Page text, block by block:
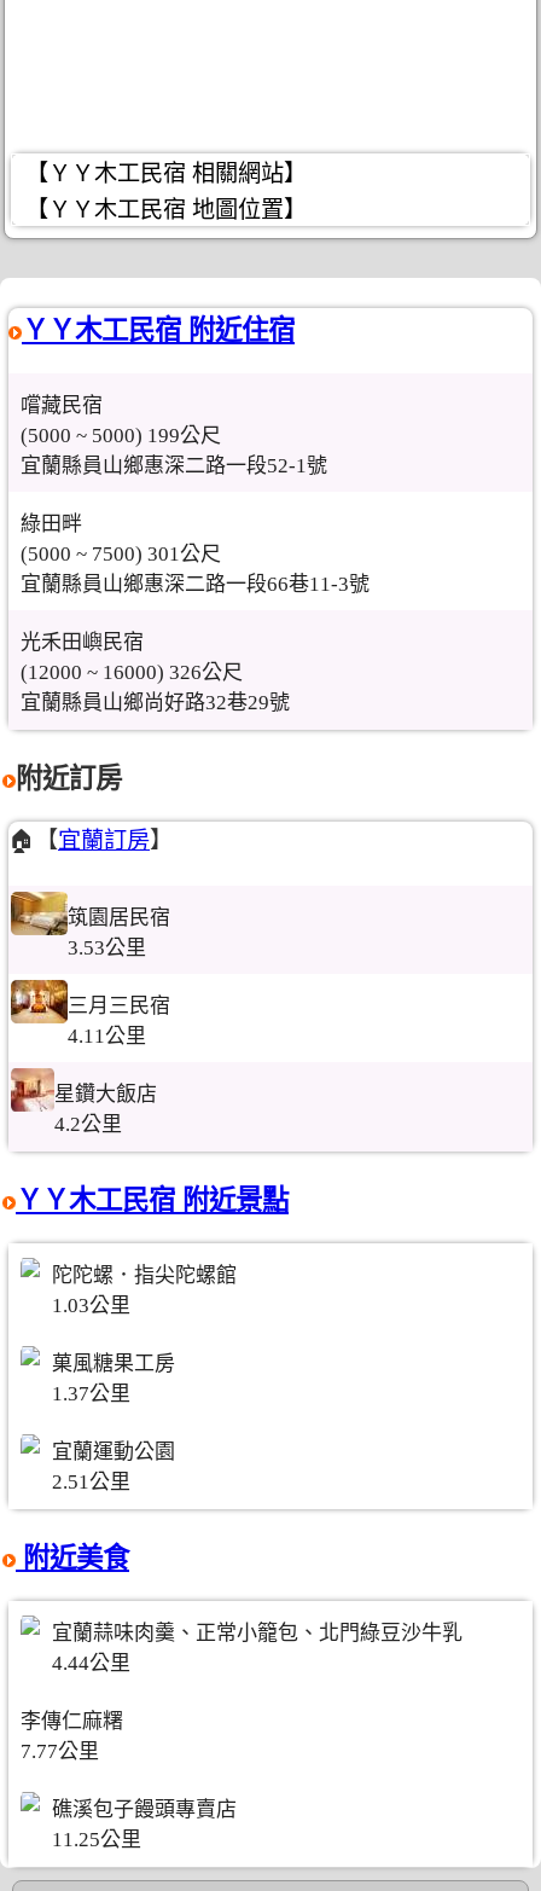
【ＹＹ木工民宿 相關網站】
【ＹＹ木工民宿 地圖位置】
ＹＹ木工民宿 附近住宿
嚐藏民宿
(5000 ~ 5000) 199公尺
宜蘭縣員山鄉惠深二路一段52-1號
綠田畔
(5000 ~ 7500) 301公尺
宜蘭縣員山鄉惠深二路一段66巷11-3號
光禾田嶼民宿
(12000 ~ 16000) 326公尺
宜蘭縣員山鄉尚好路32巷29號
附近訂房
🏠【宜蘭訂房】
筑園居民宿
3.53公里
三月三民宿
4.11公里
星鑽大飯店
4.2公里
ＹＹ木工民宿 附近景點
陀陀螺．指尖陀螺館
1.03公里
菓風糖果工房
1.37公里
宜蘭運動公園
2.51公里
附近美食
宜蘭蒜味肉羹、正常小籠包、北門綠豆沙牛乳
4.44公里
李傳仁麻糬
7.77公里
礁溪包子饅頭專賣店
11.25公里